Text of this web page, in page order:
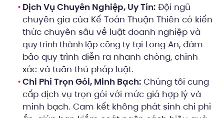
Dịch Vụ Chuyên Nghiệp, Uy Tín: Đội ngũ
chuyên gia của Kế Toán Thuận Thiên có kiến
thức chuyên sâu về luật doanh nghiệp và
quy trình thành lập công ty tại Long An, đảm
bảo quy trình diễn ra nhanh chóng, chính
xác và tuân thủ pháp luật.
Chi Phí Trọn Gói, Minh Bạch: Chúng tôi cung
cấp dịch vụ trọn gói với mức giá hợp lý và
minh bạch. Cam kết không phát sinh chi phí